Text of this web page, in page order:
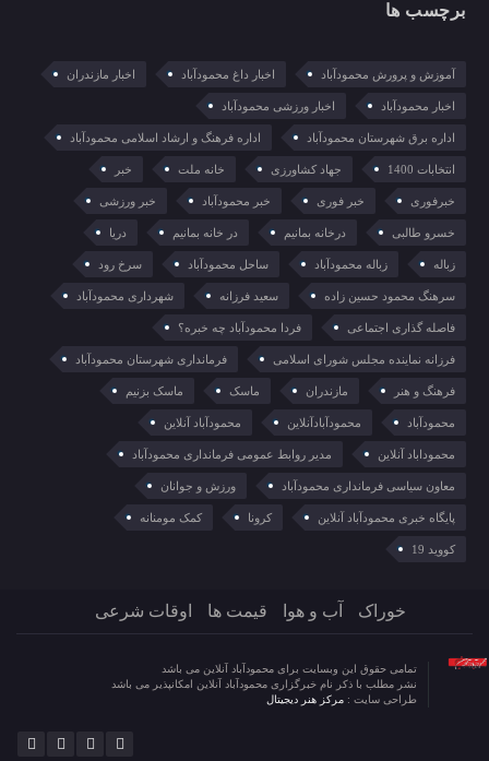
برچسب ها
آموزش و پرورش محمودآباد اخبار داغ محمودآباد اخبار مازندران
اخبار محمودآباد اخبار ورزشی محمودآباد
اداره برق شهرستان محمودآباد اداره فرهنگ و ارشاد اسلامی محمودآباد
انتخابات 1400 جهاد کشاورزی خانه ملت خبر
خبرفوری خبر فوری خبر محمودآباد خبر ورزشی
خسرو طالبی درخانه بمانیم در خانه بمانیم دریا
زباله زباله محمودآباد ساحل محمودآباد سرخ رود
سرهنگ محمود حسین زاده سعید فرزانه شهرداری محمودآباد
فاصله گذاری اجتماعی فردا محمودآباد چه خبره؟
فرزانه نماینده مجلس شورای اسلامی فرمانداری شهرستان محمودآباد
فرهنگ و هنر مازندران ماسک ماسک بزنیم
محمودآباد محمودآبادآنلاین محمودآباد آنلاین
محموداباد آنلاین مدیر روابط عمومی فرمانداری محمودآباد
معاون سیاسی فرمانداری محمودآباد ورزش و جوانان
پایگاه خبری محمودآباد آنلاین کرونا کمک مومنانه
کووید 19
خوراک آب و هوا قیمت ها اوقات شرعی
تمامی حقوق این وبسایت برای محمودآباد آنلاین می باشد
نشر مطلب با ذکر نام خبرگزاری محمودآباد آنلاین امکانپذیر می باشد
طراحی سایت : مرکز هنر دیجیتال